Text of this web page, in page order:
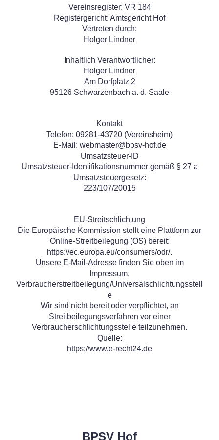
Vereinsregister: VR 184
Registergericht: Amtsgericht Hof
Vertreten durch:
Holger Lindner
Inhaltlich Verantwortlicher:
Holger Lindner
Am Dorfplatz 2
95126 Schwarzenbach a. d. Saale
Kontakt
Telefon: 09281-43720 (Vereinsheim)
E-Mail: webmaster@bpsv-hof.de
Umsatzsteuer-ID
Umsatzsteuer-Identifikationsnummer gemäß § 27 a
Umsatzsteuergesetz:
223/107/20015
EU-Streitschlichtung
Die Europäische Kommission stellt eine Plattform zur
Online-Streitbeilegung (OS) bereit:
https://ec.europa.eu/consumers/odr/.
Unsere E-Mail-Adresse finden Sie oben im
Impressum.
Verbraucherstreitbeilegung/Universalschlichtungsstell
e
Wir sind nicht bereit oder verpflichtet, an
Streitbeilegungsverfahren vor einer
Verbraucherschlichtungsstelle teilzunehmen.
Quelle:
https://www.e-recht24.de
BPSV Hof